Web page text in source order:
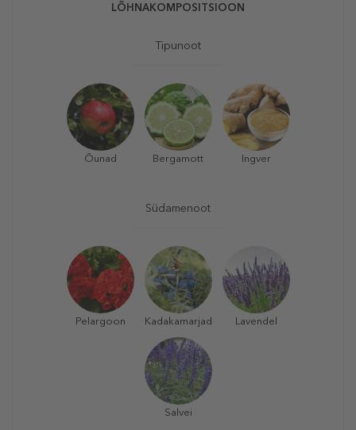
LÕHNAKOMPOSITSIOON
Tipunoot
Õunad Bergamott Ingver
Südamenoot
Pelargoon Kadakamarjad Lavendel
Salvei